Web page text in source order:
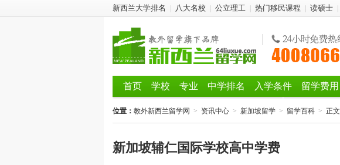
新西兰大学排名 八大名校 公立理工 热门移民课程 读硕士
首页 学校 专业 中学排名 入学条件 留学费用
位置： 教外新西兰留学网 > 资讯中心 > 新加坡留学 > 留学百科 > 正文
新加坡辅仁国际学校高中学费